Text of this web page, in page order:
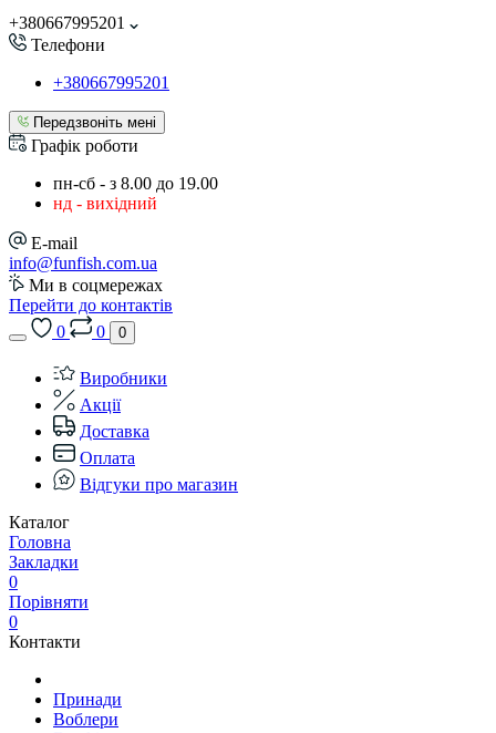
+380667995201
Телефони
+380667995201
Передзвоніть мені
Графік роботи
пн-сб - з 8.00 до 19.00
нд - вихідний
E-mail
info@funfish.com.ua
Ми в соцмережах
Перейти до контактів
0
0 0
Виробники
Акції
Доставка
Оплата
Відгуки про магазин
Каталог
Головна
Закладки
0
Порівняти
0
Контакти
Принади
Воблери